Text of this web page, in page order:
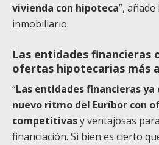
vivienda con hipoteca”,
inmobiliario.
Las entidades financieras
ofertas hipotecarias más
“Las entidades financieras
nuevo ritmo del Euríbor con
competitivasy ventajosas
financiación. Si bien es cierto